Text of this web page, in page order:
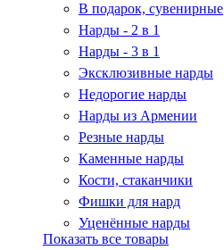
В подарок, сувенирные
Нарды - 2 в 1
Нарды - 3 в 1
Эксклюзивные нарды
Недорогие нарды
Нарды из Армении
Резные нарды
Каменные нарды
Кости, стаканчики
Фишки для нард
Уценённые нарды
Показать все товары